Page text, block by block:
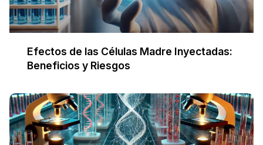
Efectos de las Células Madre Inyectadas:
Beneficios y Riesgos